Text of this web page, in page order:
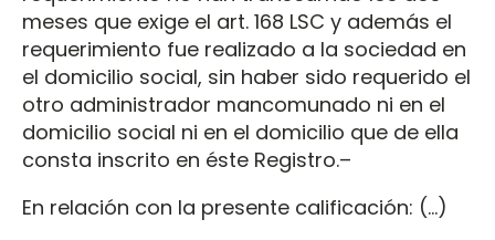
meses que exige el art. 168 LSC y además el
requerimiento fue realizado a la sociedad en
el domicilio social, sin haber sido requerido el
otro administrador mancomunado ni en el
domicilio social ni en el domicilio que de ella
consta inscrito en éste Registro.–
En relación con la presente calificación: (…)